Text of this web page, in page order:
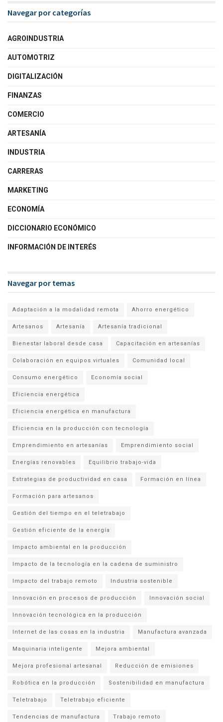
Navegar por categorías
AGROINDUSTRIA
AUTOMOTRIZ
DIGITALIZACIÓN
FINANZAS
COMERCIO
ARTESANÍA
INDUSTRIA
CARRERAS
MARKETING
ECONOMÍA
DICCIONARIO ECONÓMICO
INFORMACIÓN DE INTERÉS
Navegar por temas
Adaptación a la modalidad remota Ahorro energético
Artesanos Artesanía Artesanía tradicional
Bienestar laboral desde casa Capacitación en artesanías
Colaboración en equipos virtuales Comunidad local
Consumo energético Economía social
Eficiencia energética
Eficiencia energética en manufactura
Eficiencia en la producción con tecnología
Emprendimiento en artesanías Emprendimiento social
Energías renovables Equilibrio trabajo-vida
Estrategias de productividad en casa Formación en línea
Formación para artesanos
Gestión del tiempo en el teletrabajo
Gestión eficiente de la energía
Impacto ambiental en la producción
Impacto de la tecnología en la cadena de suministro
Impacto del trabajo remoto Industria sostenible
Innovación en procesos de producción Innovación social
Innovación tecnológica en la producción
Internet de las cosas en la industria Manufactura avanzada
Maquinaria inteligente Mejora ambiental
Mejora profesional artesanal Reducción de emisiones
Robótica en la producción Sostenibilidad en manufactura
Teletrabajo Teletrabajo eficiente
Tendencias de manufactura Trabajo remoto